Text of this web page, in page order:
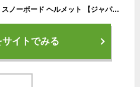
VAXPOT(バックスポット) スキー スノーボード ヘルメット 【ジャパンフィット】 VA-3150 BLK L-XL
サイトでみる